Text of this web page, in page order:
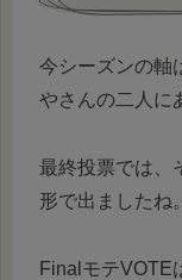
今シーズンの軸
やさんの二人に
最終投票では、
形で出ましたね。
FinalモテVOTE